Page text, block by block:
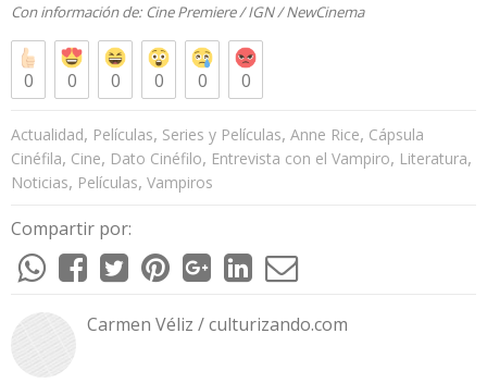
Con información de: Cine Premiere / IGN / NewCinema
0 0 0 0 0 0
Actualidad, Películas, Series y Películas, Anne Rice, Cápsula
Cinéfila, Cine, Dato Cinéfilo, Entrevista con el Vampiro, Literatura,
Noticias, Películas, Vampiros
Compartir por:
Carmen Véliz / culturizando.com